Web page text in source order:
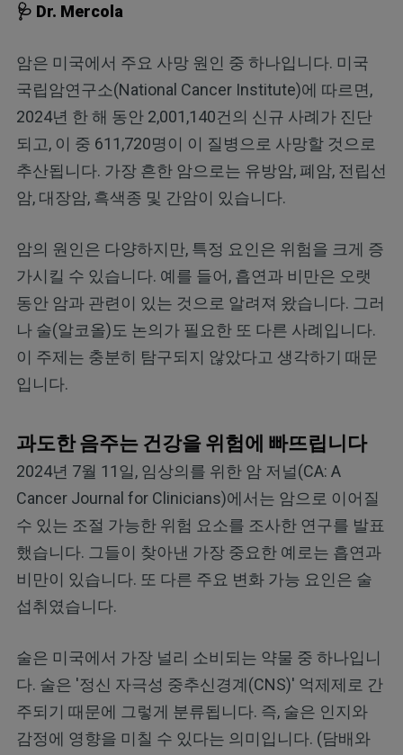
🩺 Dr. Mercola
암은 미국에서 주요 사망 원인 중 하나입니다. 미국
국립암연구소(National Cancer Institute)에 따르면,
2024년 한 해 동안 2,001,140건의 신규 사례가 진단
되고, 이 중 611,720명이 이 질병으로 사망할 것으로
추산됩니다. 가장 흔한 암으로는 유방암, 폐암, 전립선
암, 대장암, 흑색종 및 간암이 있습니다.
암의 원인은 다양하지만, 특정 요인은 위험을 크게 증
가시킬 수 있습니다. 예를 들어, 흡연과 비만은 오랫
동안 암과 관련이 있는 것으로 알려져 왔습니다. 그러
나 술(알코올)도 논의가 필요한 또 다른 사례입니다.
이 주제는 충분히 탐구되지 않았다고 생각하기 때문
입니다.
과도한 음주는 건강을 위험에 빠뜨립니다
2024년 7월 11일, 임상의를 위한 암 저널(CA: A
Cancer Journal for Clinicians)에서는 암으로 이어질
수 있는 조절 가능한 위험 요소를 조사한 연구를 발표
했습니다. 그들이 찾아낸 가장 중요한 예로는 흡연과
비만이 있습니다. 또 다른 주요 변화 가능 요인은 술
섭취였습니다.
술은 미국에서 가장 널리 소비되는 약물 중 하나입니
다. 술은 '정신 자극성 중추신경계(CNS)' 억제제로 간
주되기 때문에 그렇게 분류됩니다. 즉, 술은 인지와
감정에 영향을 미칠 수 있다는 의미입니다. (담배와